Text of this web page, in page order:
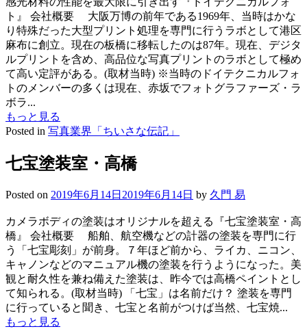
ト』 会社概要 大阪万博の前年である1969年、当時はかな
り特殊だった大型プリント処理を専門に行うラボとして港区
麻布に創立。現在の板橋に移転したのは87年。現在、デジタ
ルプリントを含め、高品位な写真プリントのラボとして極め
て高い定評がある。(取材当時) ※当時のドイテクニカルフォ
トのメンバーの多くは現在、赤坂でフォトグラファーズ・ラ
ボラ...
もっと見る
Posted in 写真業界「ちいさな伝記」
七宝塗装室・高橋
Posted on 2019年6月14日 2019年6月14日 by 久門 易
カメラボディの塗装はオリジナルを超える『七宝塗装室・高
橋』 会社概要 船舶、航空機などの計器の塗装を専門に行
う「七宝彫刻」が前身。７年ほど前から、ライカ、ニコン、
キャノンなどのマニュアル機の塗装を行うようになった。美
観と耐久性を兼ね備えた塗装は、昨今では高橋ペイントとし
て知られる。(取材当時) 「七宝」は名前だけ？ 塗装を専門
に行っていると聞き、七宝と名前がつけば当然、七宝焼...
もっと見る